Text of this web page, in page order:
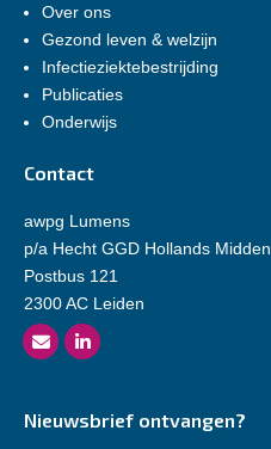
Over ons
Gezond leven & welzijn
Infectieziektebestrijding
Publicaties
Onderwijs
Contact
awpg Lumens
p/a Hecht GGD Hollands Midden
Postbus 121
2300 AC Leiden
Nieuwsbrief ontvangen?